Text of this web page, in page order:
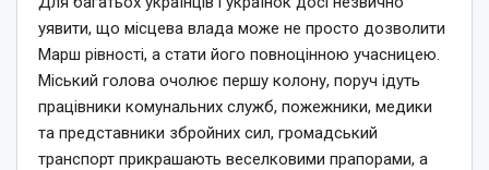
уявити, що місцева влада може не просто дозволити
Марш рівності, а стати його повноцінною учасницею.
Міський голова очолює першу колону, поруч ідуть
працівники комунальних служб, пожежники, медики
та представники збройних сил, громадський
транспорт прикрашають веселковими прапорами, а